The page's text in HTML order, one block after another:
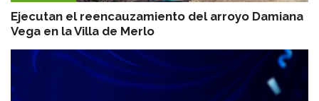
Ejecutan el reencauzamiento del arroyo Damiana
Vega en la Villa de Merlo